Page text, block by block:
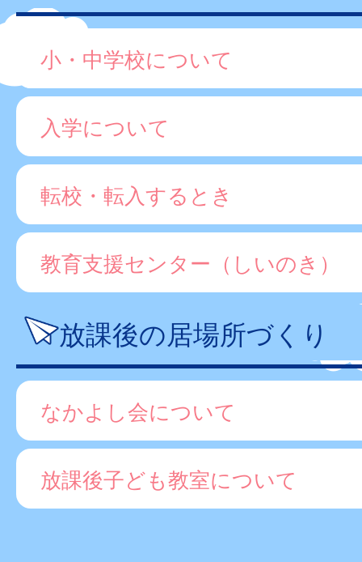
小・中学校について
入学について
転校・転入するとき
教育支援センター（しいのき）
放課後の居場所づくり
なかよし会について
放課後子ども教室について